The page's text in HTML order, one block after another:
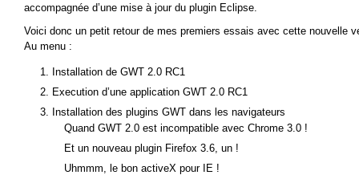
accompagnée d’une mise à jour du plugin Eclipse.
Voici donc un petit retour de mes premiers essais avec cette nouvelle
Au menu :
Installation de GWT 2.0 RC1
Execution d’une application GWT 2.0 RC1
Installation des plugins GWT dans les navigateurs
Quand GWT 2.0 est incompatible avec Chrome 3.0 !
Et un nouveau plugin Firefox 3.6, un !
Uhmmm, le bon activeX pour IE !